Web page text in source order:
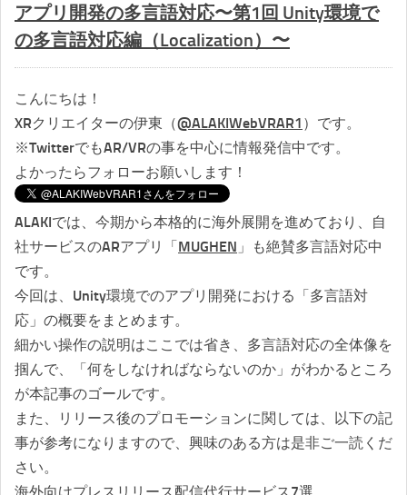
アプリ開発の多言語対応〜第1回 Unity環境で
の多言語対応編（Localization）〜
こんにちは！
XRクリエイターの伊東（@ALAKIWebVRAR1 ）です。
※TwitterでもAR/VRの事を中心に情報発信中です。
よかったらフォローお願いします！
ALAKIでは、今期から本格的に海外展開を進めており、自
社サービスのARアプリ「MUGHEN 」も絶賛多言語対応中
です。
今回は、Unity環境でのアプリ開発における「多言語対
応」の概要をまとめます。
細かい操作の説明はここでは省き、多言語対応の全体像を
掴んで、「何をしなければならないのか」がわかるところ
が本記事のゴールです。
また、リリース後のプロモーションに関しては、以下の記
事が参考になりますので、興味のある方は是非ご一読くだ
さい。